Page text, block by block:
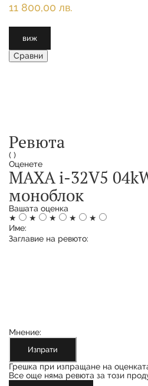
11 800,00 лв.
виж
Сравни
Ревюта
( )
Оценете
MAXA i-32V5
моноблок
Вашата оценка
★
★ ★ ★
★
Име:
Заглавие на ревюто:
Мнение:
Изпрати
Грешка при изпращане на
Все още няма ревюта за този